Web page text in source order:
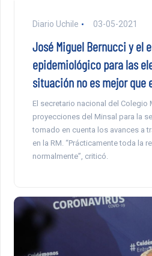
Diario Uchile 03-05-2021
José Miguel Bernucci y el
epidemiológico para las
situación no es mejor que
El secretario nacional del Colegio
proyecciones del Minsal para la
tomado en cuenta los avances a
en la RM. “Prácticamente toda la
normalmente”, criticó.